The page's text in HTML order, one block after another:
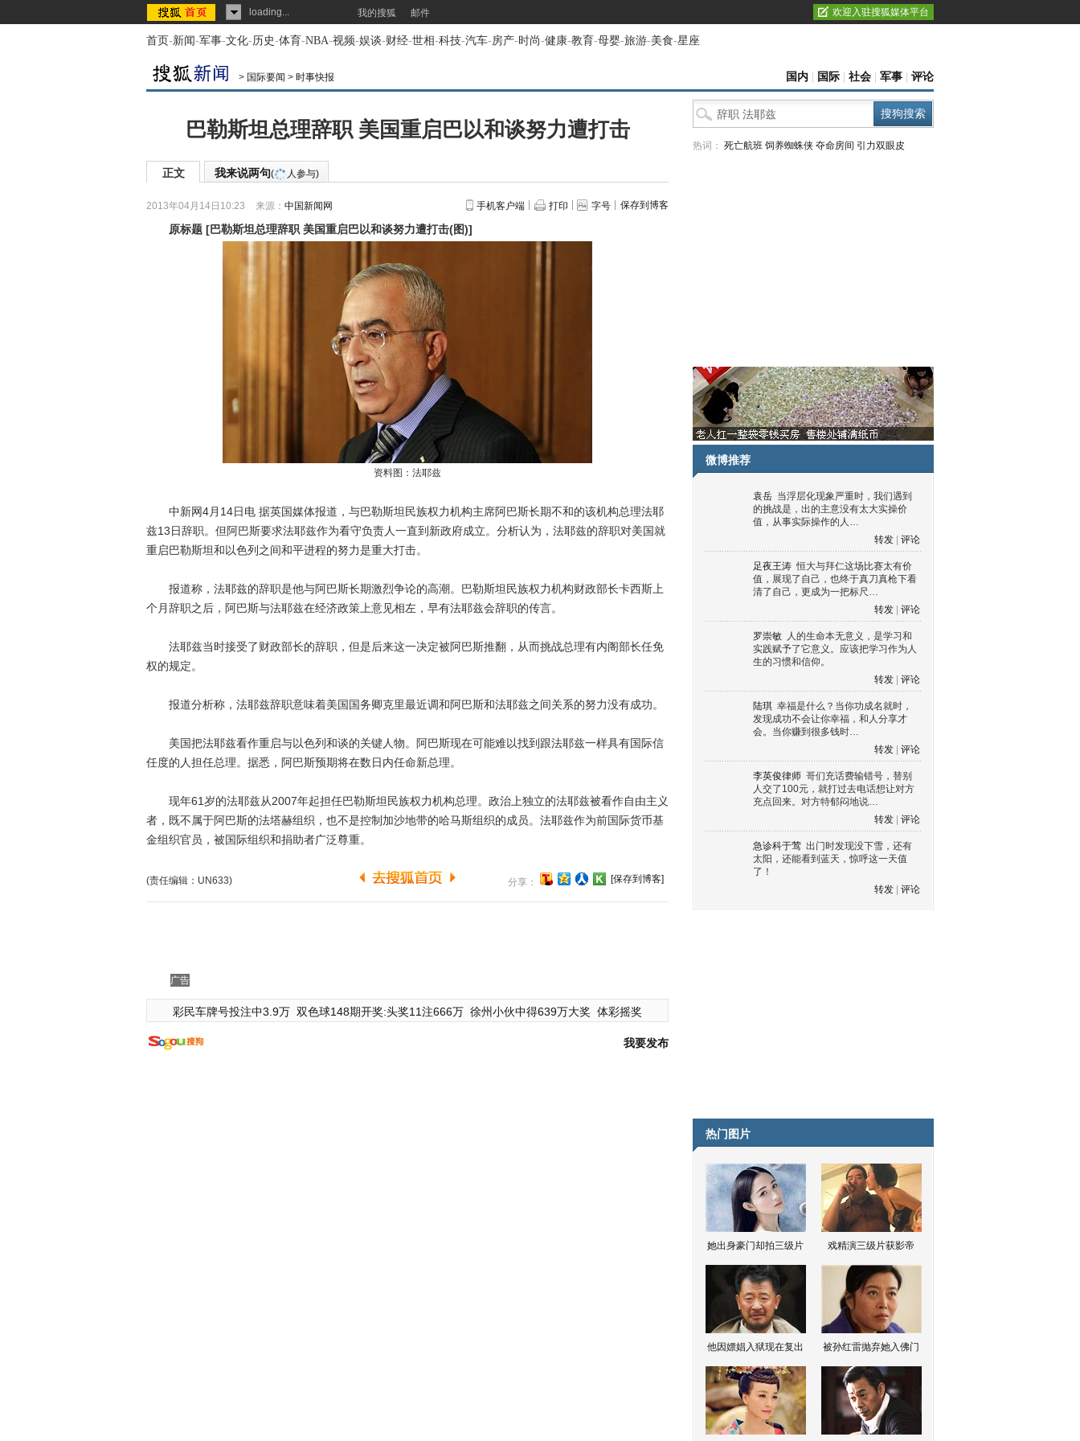
loading... 我的搜狐 邮件 欢迎入驻搜狐媒体平台
首页-新闻-军事-文化-历史-体育-NBA-视频-娱谈-财经-世相-科技-汽车-房产-时尚-健康-教育-母婴-旅游-美食-星座
> 国际要闻 > 时事快报 国内 国际 社会 军事 评论
巴勒斯坦总理辞职 美国重启巴以和谈努力遭打击
正文 我来说两句( 人参与)
2013年04月14日10:23 来源： 中国新闻网 手机客户端 打印 字号 保存到博客
原标题 [巴勒斯坦总理辞职 美国重启巴以和谈努力遭打击(图)]
资料图：法耶兹
中新网4月14日电 据英国媒体报道，与巴勒斯坦民族权力机构主席阿巴斯长期不和的该机构总理法耶
兹13日辞职。但阿巴斯要求法耶兹作为看守负责人一直到新政府成立。分析认为，法耶兹的辞职对美国就
重启巴勒斯坦和以色列之间和平进程的努力是重大打击。
报道称，法耶兹的辞职是他与阿巴斯长期激烈争论的高潮。巴勒斯坦民族权力机构财政部长卡西斯上
个月辞职之后，阿巴斯与法耶兹在经济政策上意见相左，早有法耶兹会辞职的传言。
法耶兹当时接受了财政部长的辞职，但是后来这一决定被阿巴斯推翻，从而挑战总理有内阁部长任免
权的规定。
报道分析称，法耶兹辞职意味着美国国务卿克里最近调和阿巴斯和法耶兹之间关系的努力没有成功。
美国把法耶兹看作重启与以色列和谈的关键人物。阿巴斯现在可能难以找到跟法耶兹一样具有国际信
任度的人担任总理。据悉，阿巴斯预期将在数日内任命新总理。
现年61岁的法耶兹从2007年起担任巴勒斯坦民族权力机构总理。政治上独立的法耶兹被看作自由主义
者，既不属于阿巴斯的法塔赫组织，也不是控制加沙地带的哈马斯组织的成员。法耶兹作为前国际货币基
金组织官员，被国际组织和捐助者广泛尊重。
(责任编辑：UN633) 分享： [保存到博客]
广告
彩民车牌号投注中3.9万 双色球148期开奖:头奖11注666万 徐州小伙中得639万大奖 体彩摇奖
我要发布
热词： 死亡航班 饲养蜘蛛侠 夺命房间 引力双眼皮
微博推荐
袁岳 当浮层化现象严重时，我们遇到
的挑战是，出的主意没有太大实操价
值，从事实际操作的人…
转发
评论
足夜王涛 恒大与拜仁这场比赛太有价
值，展现了自己，也终于真刀真枪下看
清了自己，更成为一把标尺…
转发
评论
罗崇敏 人的生命本无意义，是学习和
实践赋予了它意义。应该把学习作为人
生的习惯和信仰。
转发
评论
陆琪 幸福是什么？当你功成名就时，
发现成功不会让你幸福，和人分享才
会。当你赚到很多钱时…
转发
评论
李英俊律师 哥们充话费输错号，替别
人交了100元，就打过去电话想让对方
充点回来。对方特郁闷地说…
转发
评论
急诊科于莺 出门时发现没下雪，还有
太阳，还能看到蓝天，惊呼这一天值
了！
转发
评论
热门图片
她出身豪门却拍三级片 戏精演三级片获影帝
他因嫖娼入狱现在复出 被孙红雷抛弃她入佛门